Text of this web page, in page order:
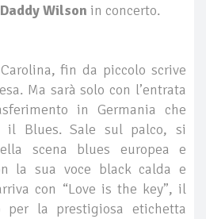
Wilson in concerto.
fin da piccolo scrive
Ma sarà solo con l’entrata
in Germania che
il Blues. Sale sul palco, si
scena blues europea e
la sua voce black calda e
con “Love is the key”, il
per la prestigiosa etichetta